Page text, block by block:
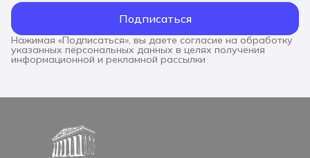
Подписаться
Нажимая «Подписаться», вы даете согласие на обработку
указанных персональных данных в целях получения
информационной и рекламной рассылки